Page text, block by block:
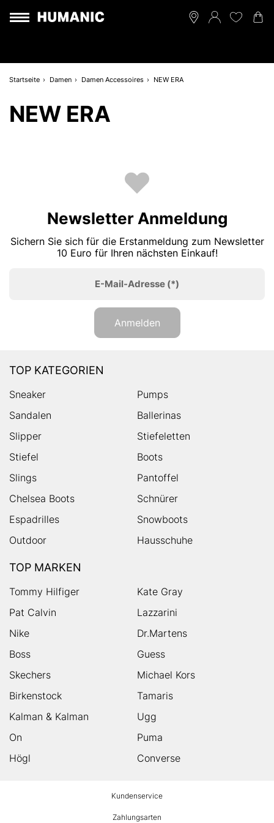
Startseite Damen Damen Accessoires NEW ERA
NEW ERA
Newsletter Anmeldung
Sichern Sie sich für die Erstanmeldung zum Newsletter
10 Euro für Ihren nächsten Einkauf!
E-Mail-Adresse (*)
Anmelden
TOP KATEGORIEN
Sneaker
Pumps
Sandalen
Ballerinas
Slipper
Stiefeletten
Stiefel
Boots
Slings
Pantoffel
Chelsea Boots
Schnürer
Espadrilles
Snowboots
Outdoor
Hausschuhe
TOP MARKEN
Tommy Hilfiger
Kate Gray
Pat Calvin
Lazzarini
Nike
Dr.Martens
Boss
Guess
Skechers
Michael Kors
Birkenstock
Tamaris
Kalman & Kalman
Ugg
On
Puma
Högl
Converse
Kundenservice
Zahlungsarten